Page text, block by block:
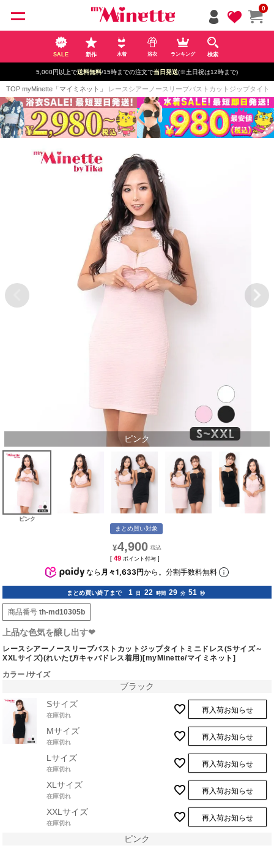
0
SALE 新作 水着 浴衣 ランキング 検索
5,000円以上で送料無料/15時までの注文で当日発送(※土日祝は12時まで)
TOP myMinette「マイミネット」 レースシアーノースリーブバストカットジップタイ
ピンク
ピンク
まとめ買い対象
¥4,900
[ 49 ポイント付与 ]
なら 月々1,633円から。分割手数料無料
まとめ買い終了まで 1 日 22 時間 29 分 50 秒
商品番号 th-md10305b
上品な色気を醸し出す❤︎
レースシアーノースリーブバストカットジップタイトミニドレス(Sサイズ～
XXLサイズ)(れいたぴ/キャバドレス着用)[myMinette/マイミネット]
カラー サイズ
ブラック
Sサイズ
在庫切れ
再入荷お知らせ
Mサイズ
在庫切れ
再入荷お知らせ
Lサイズ
在庫切れ
再入荷お知らせ
XLサイズ
在庫切れ
再入荷お知らせ
XXLサイズ
在庫切れ
再入荷お知らせ
ピンク
ペー
ジト
ップ